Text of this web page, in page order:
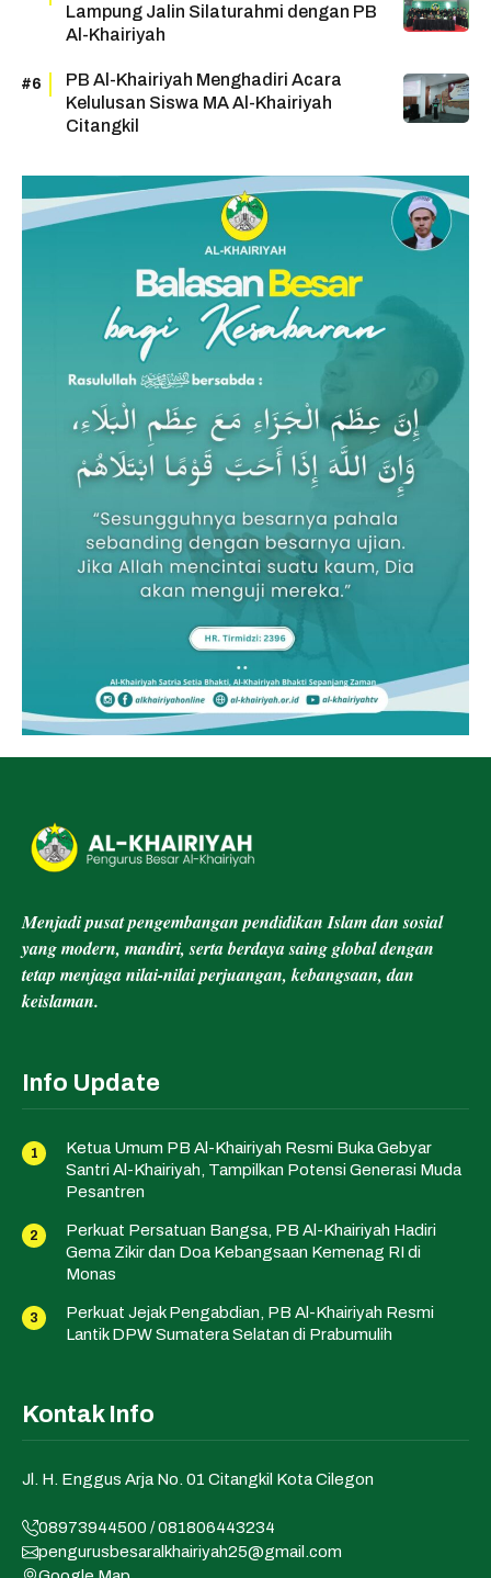
Lampung Jalin Silaturahmi dengan PB
Al-Khairiyah
PB Al-Khairiyah Menghadiri Acara
Kelulusan Siswa MA Al-Khairiyah
Citangkil
Menjadi pusat pengembangan pendidikan Islam dan sosial
yang modern, mandiri, serta berdaya saing global dengan
tetap menjaga nilai-nilai perjuangan, kebangsaan, dan
keislaman.
Info Update
Ketua Umum PB Al-Khairiyah Resmi Buka Gebyar
Santri Al-Khairiyah, Tampilkan Potensi Generasi Muda
Pesantren
Perkuat Persatuan Bangsa, PB Al-Khairiyah Hadiri
Gema Zikir dan Doa Kebangsaan Kemenag RI di
Monas
Perkuat Jejak Pengabdian, PB Al-Khairiyah Resmi
Lantik DPW Sumatera Selatan di Prabumulih
Kontak Info
Jl. H. Enggus Arja No. 01 Citangkil Kota Cilegon
08973944500 / 081806443234
pengurusbesaralkhairiyah25@gmail.com